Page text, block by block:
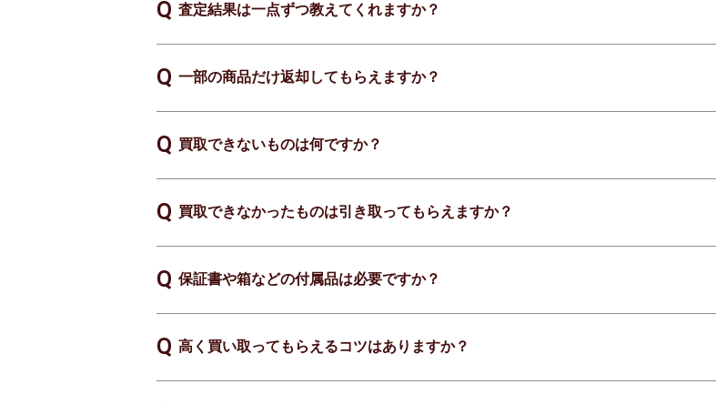
査定結果は一点ずつ教えてくれますか？
一部の商品だけ返却してもらえますか？
買取できないものは何ですか？
買取できなかったものは引き取ってもらえますか？
保証書や箱などの付属品は必要ですか？
高く買い取ってもらえるコツはありますか？